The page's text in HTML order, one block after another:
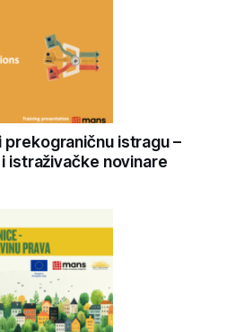
istragu –
istraživačke novinare